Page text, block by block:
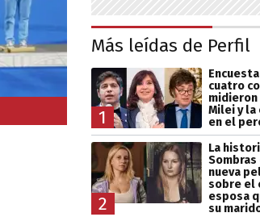
Más leídas de Perfil
1
cuatro
Milei y
en el
2
La
Sombras
nueva
sobre el
esposa
su